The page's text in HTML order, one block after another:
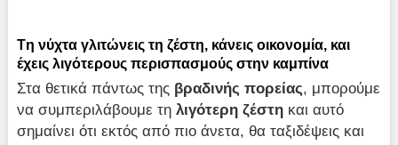
Tη νύχτα γλιτώνεις τη ζέστη, κάνεις οικονομία, και
έχεις λιγότερους περισπασμούς στην καμπίνα
Στα θετικά πάντως της βραδινής πορείας, μπορούμε
να συμπεριλάβουμε τηλιγότερη ζέστη και αυτό
σημαίνει ότι εκτός από πιο άνετα, θα ταξιδέψεις και